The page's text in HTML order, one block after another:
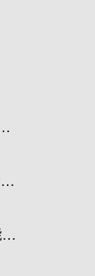
性价比NOA方案推动智能驾驶广泛应用
C1200芯片亮相广州车展！为行业带来性价比最高的单芯片NOA方案
黑芝麻智能携最新武当系列智能汽车跨域计算平台及华山开发者计划亮相上海车展